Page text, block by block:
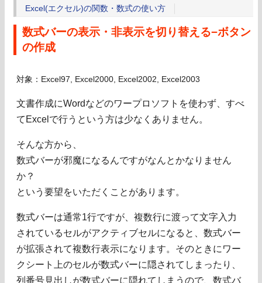
Excel(エクセル)の関数・数式の使い方
数式バーの表示・非表示を切り替える−ボタン
の作成
対象：Excel97, Excel2000, Excel2002, Excel2003
文書作成にWordなどのワープロソフトを使わず、すべ
てExcelで行うという方は少なくありません。
そんな方から、
数式バーが邪魔になるんですがなんとかなりません
か？
という要望をいただくことがあります。
数式バーは通常1行ですが、複数行に渡って文字入力
されているセルがアクティブセルになると、数式バー
が拡張されて複数行表示になります。そのときにワー
クシート上のセルが数式バーに隠されてしまったり、
列番号見出しが数式バーに隠れてしまうので、数式バ